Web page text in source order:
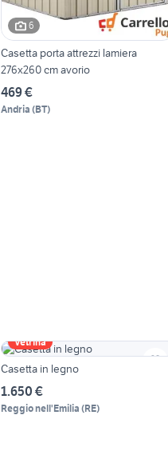
6
Casetta porta attrezzi lamiera
276x260 cm avorio
469 €
Andria (BT)
Vetrina
Casetta in legno
1.650 €
Reggio nell'Emilia (RE)